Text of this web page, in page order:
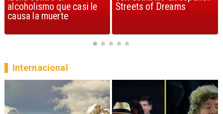
Streets of Dreams
canción, según la ciencia
Internacional